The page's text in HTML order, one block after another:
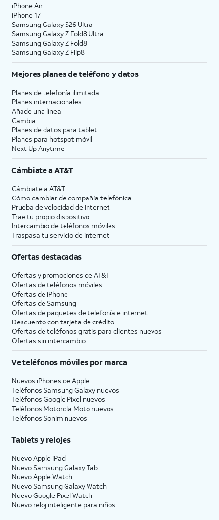
iPhone Air
iPhone 17
Samsung Galaxy S26 Ultra
Samsung Galaxy Z Fold8 Ultra
Samsung Galaxy Z Fold8
Samsung Galaxy Z Flip8
Mejores planes de teléfono y datos
Planes de telefonía ilimitada
Planes internacionales
Añade una línea
Cambia
Planes de datos para tablet
Planes para hotspot móvil
Next Up Anytime
Cámbiate aAT&T
Cámbiate a AT&T
Cómo cambiar de compañía telefónica
Prueba de velocidad de Internet
Trae tu propio dispositivo
Intercambio de teléfonos móviles
Traspasa tu servicio de internet
Ofertas destacadas
Ofertas y promociones de AT&T
Ofertas de teléfonos móviles
Ofertas de iPhone
Ofertas de Samsung
Ofertas de paquetes de telefonía e internet
Descuento con tarjeta de crédito
Ofertas de teléfonos gratis para clientes nuevos
Ofertas sin intercambio
Ve teléfonos móviles por marca
Nuevos iPhones de Apple
Teléfonos Samsung Galaxy nuevos
Teléfonos Google Pixel nuevos
Teléfonos Motorola Moto nuevos
Teléfonos Sonim nuevos
Tablets y relojes
Nuevo Apple iPad
Nuevo Samsung Galaxy Tab
Nuevo Apple Watch
Nuevo Samsung Galaxy Watch
Nuevo Google Pixel Watch
Nuevo reloj inteligente para niños